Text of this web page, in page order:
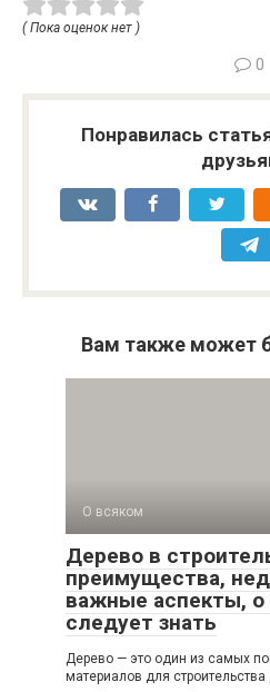
( Пока оценок нет )
0
Понравилась
Вам также может
О всяком
Дерево в
преимущества,
важные аспекты, о
следует знать
Дерево — это один из самых
материалов для